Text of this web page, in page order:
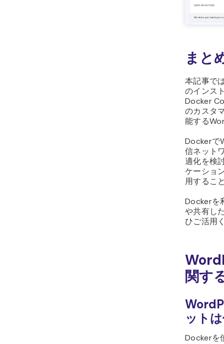
まと
本記事で
のインス
Docker
のカスタ
能する
Dockerで
信ネット
適化を検
ケーショ
用するこ
Dockerを
や共有し
ひご活用
関す
ット
Dockerを